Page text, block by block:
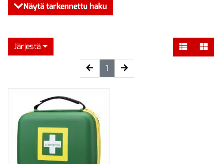
Näytä tarkennettu haku
Järjestä
1 (current)